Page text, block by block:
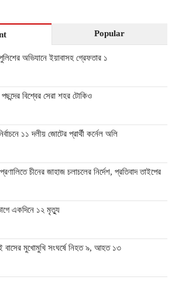
Popular
অভিযানে ইয়াবাসহ গ্রেফতার ১
বিশ্বের সেরা শহর টোকিও
১১ দলীয় জোটের প্রার্থী কর্নেল অলি
চীনের জাহাজ চলাচলের নির্দেশ, প্রতিবাদ তাইপের
একদিনে ১২ মৃত্যু
বাসের মুখোমুখি সংঘর্ষে নিহত ৯, আহত ১৩